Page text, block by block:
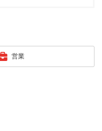
営業